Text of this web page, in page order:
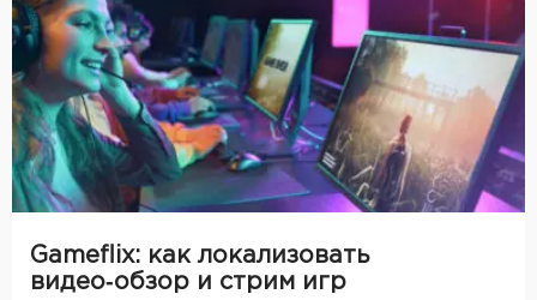
Gameflix: как локализовать
видео‑обзор и стрим игр